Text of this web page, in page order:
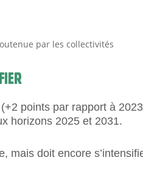
par les collectivités
points par rapport à
horizons 2025 et 2031.
mais doit encore